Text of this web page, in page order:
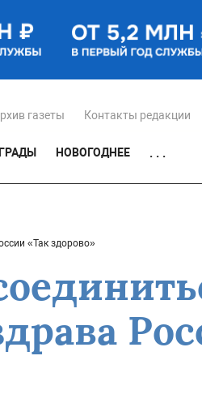
газеты Контакты редакции
НОВОГОДНЕЕ . . .
«Так здорово»